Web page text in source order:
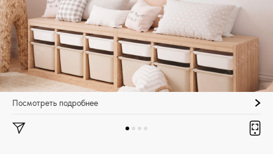
Посмотреть подробнее